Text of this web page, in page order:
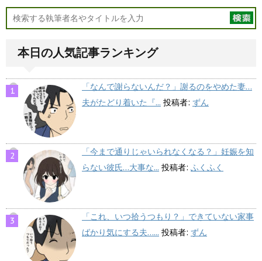
本日の人気記事ランキング
「なんで謝らないんだ？」謝るのをやめた妻…
夫がたどり着いた『... 投稿者: ずん
「今まで通りじゃいられなくなる？」妊娠を知
らない彼氏…大事な... 投稿者: ふくふく
「これ、いつ拾うつもり？」できていない家事
ばかり気にする夫…... 投稿者: ずん